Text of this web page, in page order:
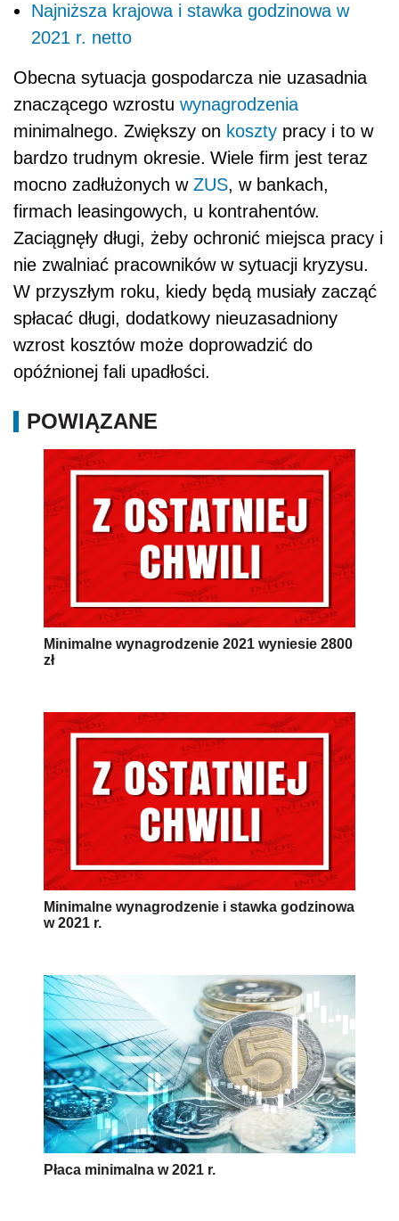
Najniższa krajowa i stawka godzinowa w
2021 r. netto
Obecna sytuacja gospodarcza nie uzasadnia
znaczącego wzrostu wynagrodzenia
minimalnego. Zwiększy on koszty pracy i to w
bardzo trudnym okresie. Wiele firm jest teraz
mocno zadłużonych w ZUS, w bankach,
firmach leasingowych, u kontrahentów.
Zaciągnęły długi, żeby ochronić miejsca pracy i
nie zwalniać pracowników w sytuacji kryzysu.
W przyszłym roku, kiedy będą musiały zacząć
spłacać długi, dodatkowy nieuzasadniony
wzrost kosztów może doprowadzić do
opóźnionej fali upadłości.
POWIĄZANE
Minimalne wynagrodzenie 2021 wyniesie 2800
zł
Minimalne wynagrodzenie i stawka godzinowa
w 2021 r.
Płaca minimalna w 2021 r.